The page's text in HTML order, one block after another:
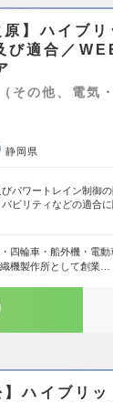
原】ハイブ
び適合／
その他、電気
静岡県
パワートレイン制御の
ビリティなどの適合に
・四輪車・船外機・電
機製作所として創業…
】ハイブリ